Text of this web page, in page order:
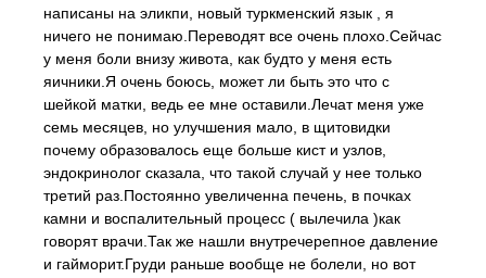
написаны на эликпи, новый туркменский язык , я
ничего не понимаю.Переводят все очень плохо.Сейчас
у меня боли внизу живота, как будто у меня есть
яичники.Я очень боюсь, может ли быть это что с
шейкой матки, ведь ее мне оставили.Лечат меня уже
семь месяцев, но улучшения мало, в щитовидки
почему образовалось еще больше кист и узлов,
эндокринолог сказала, что такой случай у нее только
третий раз.Постоянно увеличенна печень, в почках
камни и воспалительный процесс ( вылечила )как
говорят врачи.Так же нашли внутречерепное давление
и гайморит.Груди раньше вообще не болели, но вот